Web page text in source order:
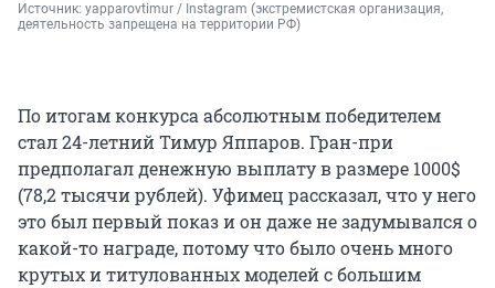
Источник: yapparovtimur / Instagram (экстремистская организация,
деятельность запрещена на территории РФ)
По итогам конкурса абсолютным победителем
стал 24-летний Тимур Яппаров. Гран-при
предполагал денежную выплату в размере 1000$
(78,2 тысячирублей). Уфимец рассказал, что у него
это был первый показ и он даже не задумывался о
какой-то награде, потому что было очень много
крутых и титулованных моделей с большим